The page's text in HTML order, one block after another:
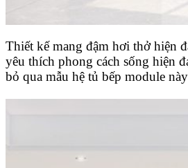
Thiết kế mang đậm hơi thở hiện
yêu thích phong cách sống hiện
bỏ qua mẫu hệ tủ bếp module